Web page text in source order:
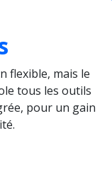
flexible, mais le
tous les outils
pour un gain